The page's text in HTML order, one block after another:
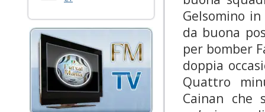
Gelsomino in
da buona
per bomber
doppia
Quattro
Cainan che